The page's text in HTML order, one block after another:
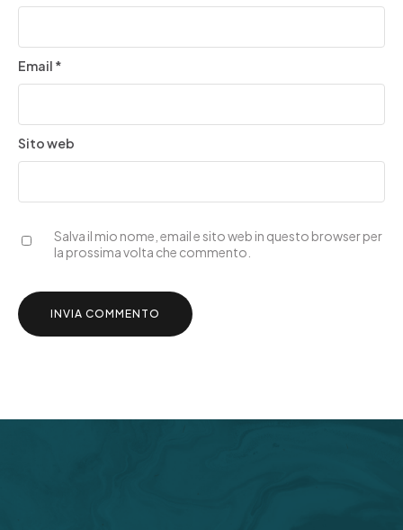
Email *
Sito web
Salva il mio nome, email e sito web in questo browser per
la prossima volta che commento.